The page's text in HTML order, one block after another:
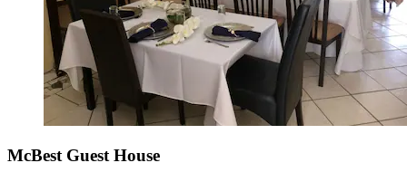
McBest Guest House